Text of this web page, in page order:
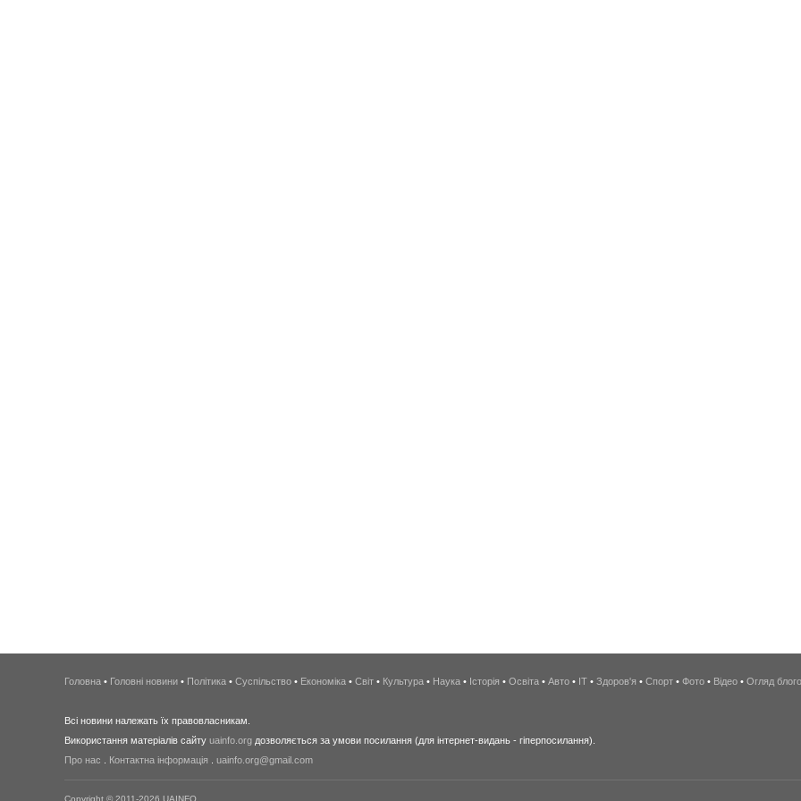
Головна • Головні новини • Політика • Суспільство • Економіка • Світ • Культура • Наука • Історія • Освіта • Авто • IT • Здоров'я • Спорт • Фото • Відео • Огляд
Всі новини належать їх правовласникам.
Використання матеріалів сайту uainfo.org дозволяється за умови посилання (для інтернет-видань - гіперпосилання).
Про нас
Контактна інформація uainfo.org@gmail.com
Copyright © 2011-2026 UAINFO.